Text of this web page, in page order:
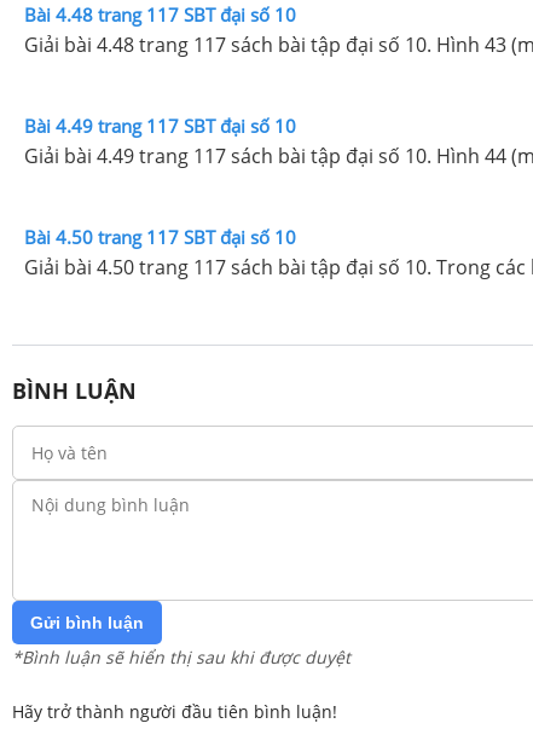
Bài 4.48 trang 117 SBT đại số 10
Giải bài 4.48 trang 117 sách bài tập đại số 10. Hình 43
Bài 4.49 trang 117 SBT đại số 10
Giải bài 4.49 trang 117 sách bài tập đại số 10. Hình 44
Bài 4.50 trang 117 SBT đại số 10
Giải bài 4.50 trang 117 sách bài tập đại số 10. Trong
BÌNH LUẬN
Gửi bình luận
*Bình luận sẽ hiển thị sau khi được duyệt
Hãy trở thành người đầu tiên bình luận!